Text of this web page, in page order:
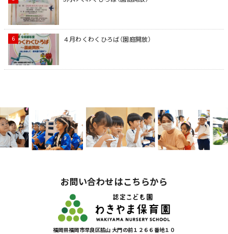
４月わくわくひろば（園庭開放）
お問い合わせはこちらから
福岡県福岡市早良区脇山 大門の前１２６６番地１０